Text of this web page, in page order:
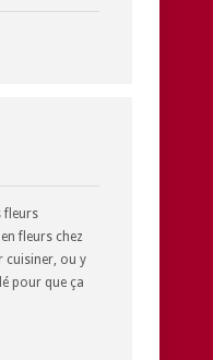
fleurs
en fleurs chez
cuisiner, ou y
pour que ça